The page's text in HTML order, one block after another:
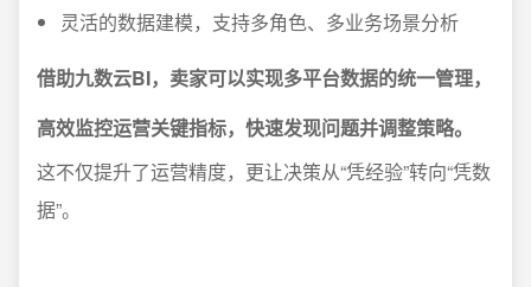
灵活的数据建模，支持多角色、多业务场景分析
借助九数云BI，卖家可以实现多平台数据的统一管理，
高效监控运营关键指标，快速发现问题并调整策略。
这不仅提升了运营精度，更让决策从“凭经验”转向“凭数
据”。